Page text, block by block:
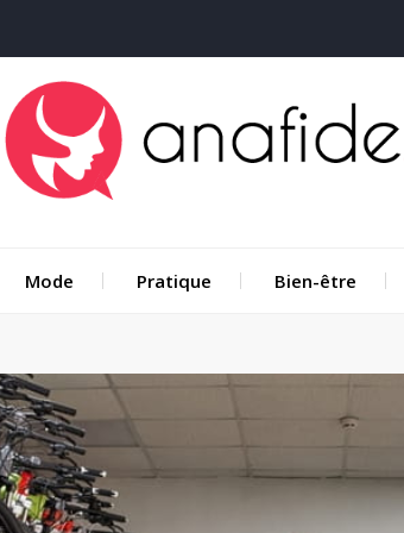
Mode Pratique Bien-être